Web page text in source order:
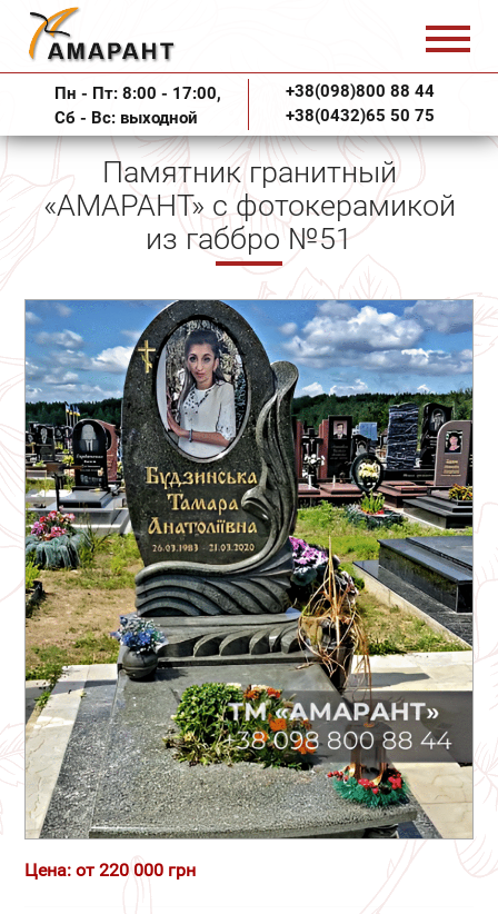
Пн - Пт: 8:00 - 17:00,
Сб - Вс: выходной
+38(098)800 88 44
+38(0432)65 50 75
Памятник гранитный
«АМАРАНТ» с фотокерамикой
из габбро №51
Цена: от 220 000 грн